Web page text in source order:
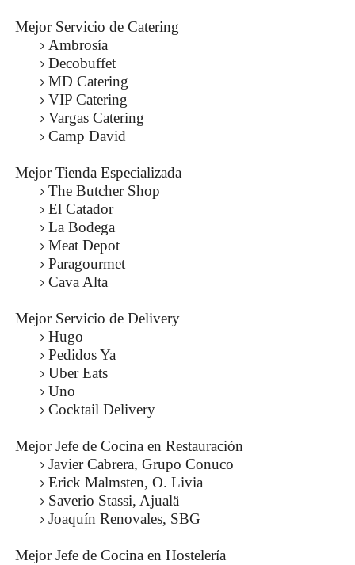
Mejor Servicio de Catering
Ambrosía
Decobuffet
MD Catering
VIP Catering
Vargas Catering
Camp David
Mejor Tienda Especializada
The Butcher Shop
El Catador
La Bodega
Meat Depot
Paragourmet
Cava Alta
Mejor Servicio de Delivery
Hugo
Pedidos Ya
Uber Eats
Uno
Cocktail Delivery
Mejor Jefe de Cocina en Restauración
Javier Cabrera, Grupo Conuco
Erick Malmsten, O. Livia
Saverio Stassi, Ajualä
Joaquín Renovales, SBG
Mejor Jefe de Cocina en Hostelería